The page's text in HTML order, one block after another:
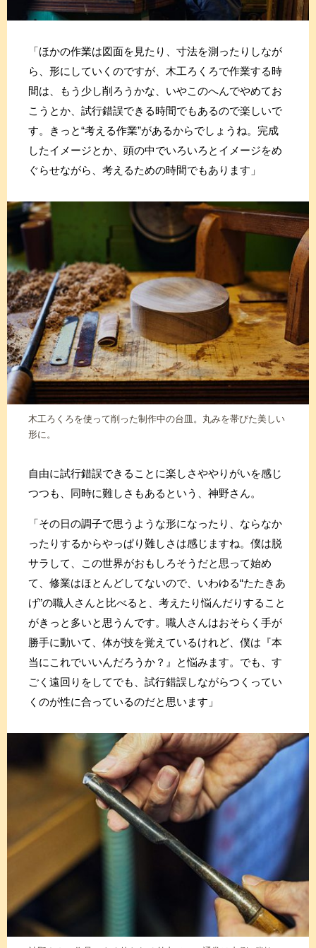
「ほかの作業は図面を見たり、寸法を測ったりしなが
ら、形にしていくのですが、木工ろくろで作業する時
間は、もう少し削ろうかな、いやこのへんでやめてお
こうとか、試行錯誤できる時間でもあるので楽しいで
す。きっと“考える作業”があるからでしょうね。完成
したイメージとか、頭の中でいろいろとイメージをめ
ぐらせながら、考えるための時間でもあります」
木工ろくろを使って削った制作中の台皿。丸みを帯びた美しい
形に。
自由に試行錯誤できることに楽しさややりがいを感じ
つつも、同時に難しさもあるという、神野さん。
「その日の調子で思うような形になったり、ならなか
ったりするからやっぱり難しさは感じますね。僕は脱
サラして、この世界がおもしろそうだと思って始め
て、修業はほとんどしてないので、いわゆる“たたきあ
げ”の職人さんと比べると、考えたり悩んだりすること
がきっと多いと思うんです。職人さんはおそらく手が
勝手に動いて、体が技を覚えているけれど、僕は『本
当にこれでいいんだろうか？』と悩みます。でも、す
ごく遠回りをしてでも、試行錯誤しながらつくってい
くのが性に合っているのだと思います」